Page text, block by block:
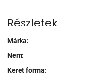
Részletek
Márka:
Nem:
Keret forma: